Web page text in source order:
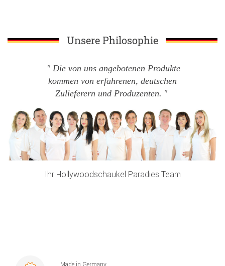
Unsere Philosophie
Die von uns angebotenen Produkte
kommen von erfahrenen, deutschen
Zulieferern und Produzenten.
Ihr Hollywoodschaukel Paradies Team
Made in Germany